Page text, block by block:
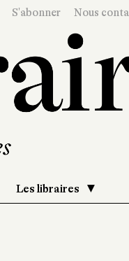
S'abonner Nous
Les libraires